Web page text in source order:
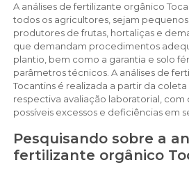
A análises de fertilizante orgânico
todos os agricultores, sejam
produtores de frutas, hortaliças e
que demandam procedimentos
plantio, bem como a garantia e solo
parâmetros técnicos. A análises de
Tocantins é realizada a partir da
respectiva avaliação laboratorial,
possíveis excessos e deficiências em
Pesquisando sobre a
fertilizante orgânico